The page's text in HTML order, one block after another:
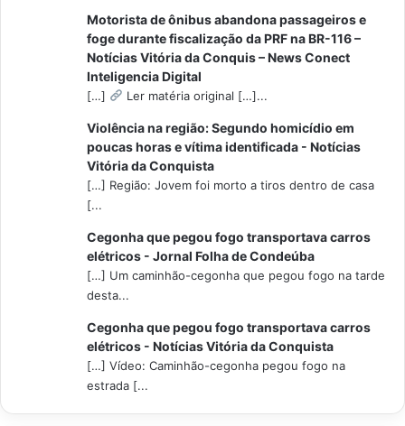
Motorista de ônibus abandona passageiros e
foge durante fiscalização da PRF na BR-116 –
Notícias Vitória da Conquis – News Conect
Inteligencia Digital
[…] Ler matéria original […]...
Violência na região: Segundo homicídio em
poucas horas e vítima identificada - Notícias
Vitória da Conquista
[…] Região: Jovem foi morto a tiros dentro de casa
[...
Cegonha que pegou fogo transportava carros
elétricos - Jornal Folha de Condeúba
[…] Um caminhão-cegonha que pegou fogo na tarde
desta...
Cegonha que pegou fogo transportava carros
elétricos - Notícias Vitória da Conquista
[…] Vídeo: Caminhão-cegonha pegou fogo na
estrada [...